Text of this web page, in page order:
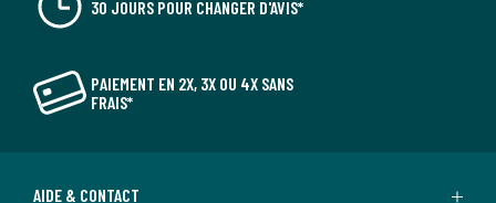
30 JOURS POUR CHANGER D'AVIS*
PAIEMENT EN 2X, 3X OU 4X SANS
FRAIS*
AIDE & CONTACT